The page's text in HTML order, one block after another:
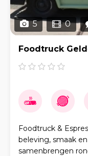
5 0
Foodtruck
Foodtruck &
beleving, smaak
samenbrengen